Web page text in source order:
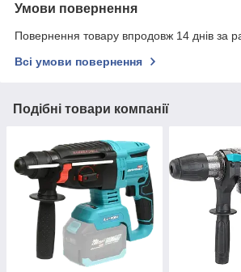
Умови повернення
Повернення товару впродовж 14 днів за
Всі умови повернення
Подібні товари компанії